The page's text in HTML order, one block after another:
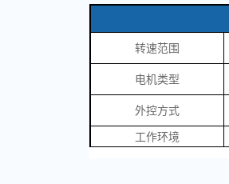
转速范围
电机类型
外控方式
工作环境